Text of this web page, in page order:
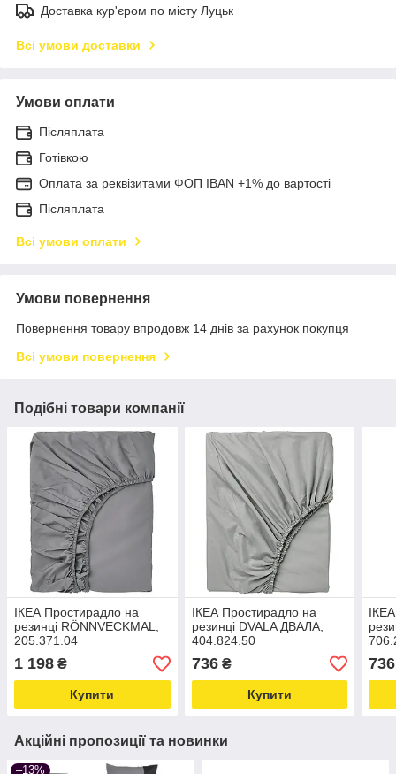
Доставка кур'єром по місту Луцьк
Всі умови доставки
Умови оплати
Післяплата
Готівкою
Оплата за реквізитами ФОП IBAN +1% до вартості
Післяплата
Всі умови оплати
Умови повернення
Повернення товару впродовж 14 днів за рахунок покупця
Всі умови повернення
Подібні товари компанії
ІКЕА Простирадло на
резинці RÖNNVECKMAL,
205.371.04
1 198 ₴
Купити
ІКЕА Простирадло на
резинці DVALA ДВАЛА,
404.824.50
736₴
Купити
736
Акційні пропозиції та новинки
–13%